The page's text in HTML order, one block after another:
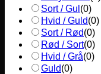
Sort / Gul (0)
Hvid / Guld(0)
Sort / Rød(0)
Rød / Sort(0)
Hvid / Grå(0)
Guld(0)